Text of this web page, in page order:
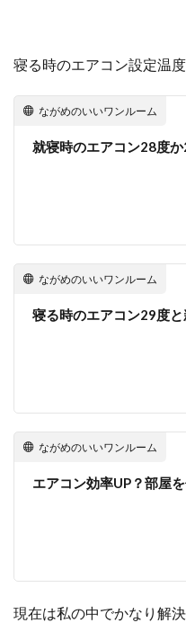
寝る時のエアコン設定温
ながめのいいワンルーム
就寝時のエアコン28度
ながめのいいワンルーム
寝る時のエアコン29度
ながめのいいワンルーム
エアコン効率UP？部屋
現在は私の中でかなり解決